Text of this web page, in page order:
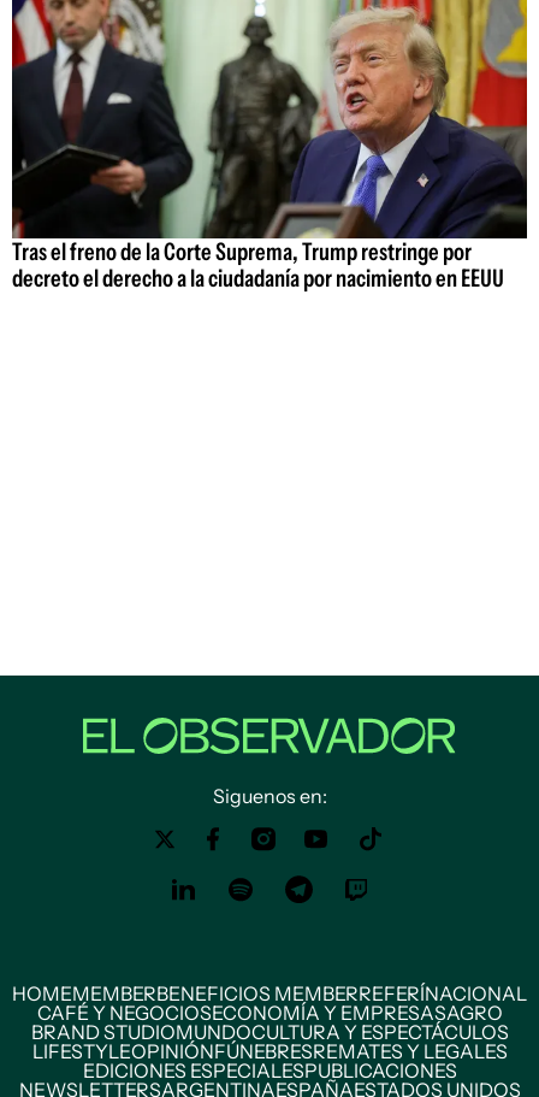
Tras el freno de la Corte Suprema, Trump restringe por
decreto el derecho a la ciudadanía por nacimiento en EEUU
Siguenos en:
HOMEMEMBERBENEFICIOS MEMBERREFERÍNACIONAL
CAFÉ Y NEGOCIOSECONOMÍA Y EMPRESASAGRO
BRAND STUDIOMUNDOCULTURA Y ESPECTÁCULOS
LIFESTYLEOPINIÓNFÚNEBRESREMATES Y LEGALES
EDICIONES ESPECIALESPUBLICACIONES
NEWSLETTERSARGENTINAESPAÑAESTADOS UNIDOS